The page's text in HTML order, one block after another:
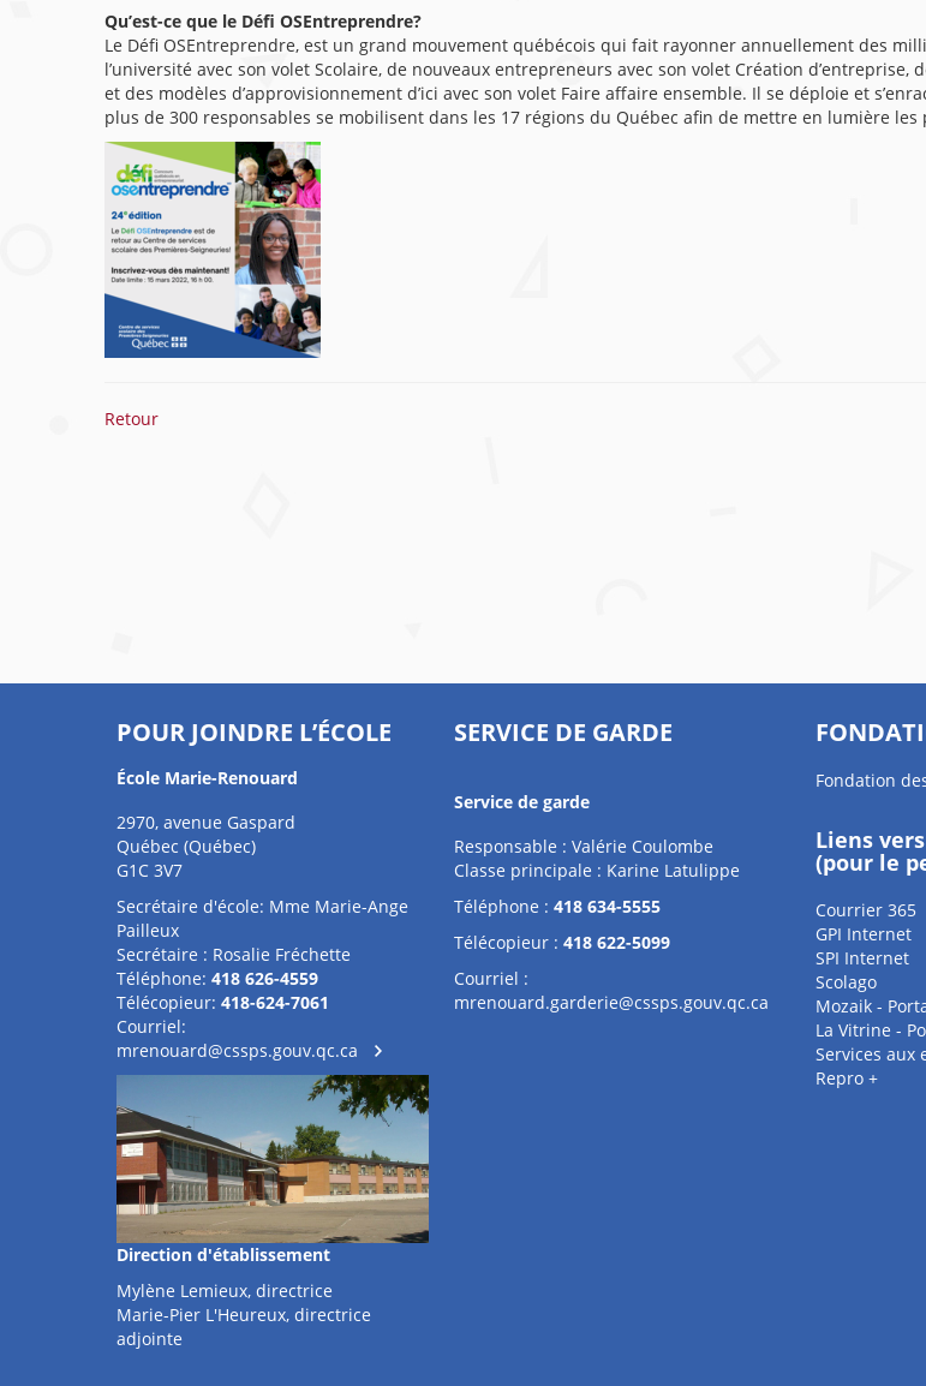
Qu’est-ce que le Défi OSEntreprendre?
Le Défi OSEntreprendre, est un grand mouvement québécois qui fait rayonner annuellement des
l’université avec son volet Scolaire, de nouveaux entrepreneurs avec son volet Création
et des modèles d’approvisionnement d’ici avec son volet Faire affaire ensemble. Il se déploie et
plus de 300 responsables se mobilisent dans les 17 régions du Québec afin de mettre en lumière
Retour
POUR JOINDRE L’ÉCOLE
École Marie-Renouard
2970, avenue Gaspard
Québec (Québec)
G1C 3V7
Secrétaire d'école: Mme Marie-Ange
Pailleux
Secrétaire : Rosalie Fréchette
Téléphone: 418 626-4559
Télécopieur: 418-624-7061
Courriel:
mrenouard@cssps.gouv.qc.ca
Direction d'établissement
Mylène Lemieux, directrice
Marie-Pier L'Heureux, directrice
adjointe
SERVICE DE GARDE
Service de garde
Responsable : Valérie Coulombe
Classe principale : Karine Latulippe
Téléphone : 418 634-5555
Télécopieur : 418 622-5099
Courriel :
mrenouard.garderie@cssps.gouv.qc.ca
Fondation
Liens
(pour le
Courrier 365
GPI Internet
SPI Internet
Scolago
Mozaik -
La Vitrine -
Services aux
Repro +